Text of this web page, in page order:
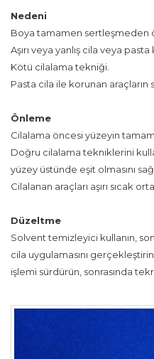
Nedeni
Boya tamamen sertleşmeden
Aşırı veya yanlış cila veya pasta
Kötü cilalama tekniği.
Pasta cila ile korunan araçların
Önleme
Cilalama öncesi yüzeyin
Doğru cilalama tekniklerini
yüzey üstünde eşit olmasını
Cilalanan araçları aşırı sıcak
Düzeltme
Solvent temizleyici kullanın,
cila uygulamasını
işlemi sürdürün, sonrasında